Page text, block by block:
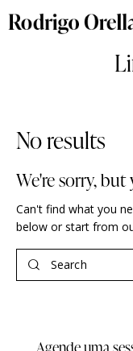
No results
We're sorry,
Can't find what you
below or start from
Agende uma